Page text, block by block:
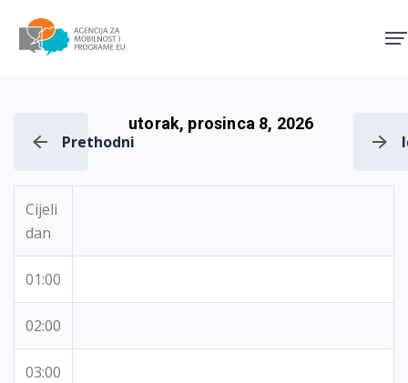
Prethodni
utorak, prosinca 8, 2026
Cijeli
dan
01:00
02:00
03:00